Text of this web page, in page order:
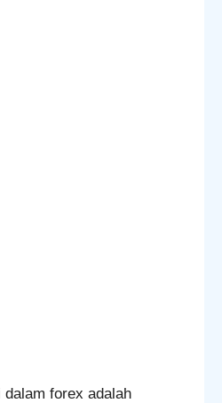
forex adalah